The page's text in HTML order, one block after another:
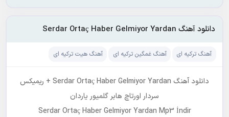
دانلود آهنگ Serdar Ortaç Haber Gelmiyor Yardan
آهنگ ترکیه ای آهنگ غمگین ترکیه ای آهنگ هیت ترکیه ای
دانلود آهنگ Serdar Ortaç Haber Gelmiyor Yardan + ریمیکس
سردار اورتاچ هابر گلمیور یاردان
Serdar Ortaç Haber Gelmiyor Yardan Mp3 İndir